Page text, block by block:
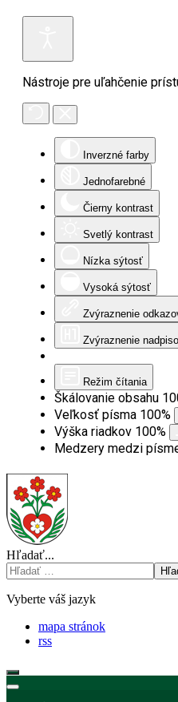
Nástroje pre uľahčenie
Inverzné farby
Jednofarebné
Čierny kontrast
Svetlý kontrast
Nízka sýtosť
Vysoká sýtosť
Zvýraznenie
Zvýraznenie
Režim čítania
Škálovanie obsahu
Veľkosť písma 100%
Výška riadkov 100%
Medzery medzi
Hľadať...
Vyberte váš jazyk
mapa stránok
rss